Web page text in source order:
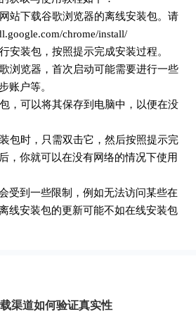
站下载谷歌浏览器的离线安装包。请
chrome/install/
安装包，按照提示完成安装过程。
浏览器，首次启动可能需要进行一些
账户等。
，可以将其保存到电脑中，以便在没
包时，只需双击它，然后按照提示完
，你就可以在没有网络的情况下使用
受到一些限制，例如无法访问某些在
线安装包的更新可能不如在线安装包
渠道如何验证真实性